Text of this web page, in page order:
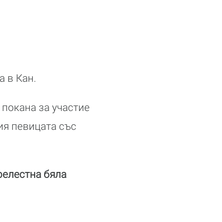
в Кан.
за участие
певицата със
бяла